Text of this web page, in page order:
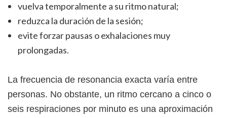
vuelva temporalmente a su ritmo natural;
reduzca la duración de la sesión;
evite forzar pausas o exhalaciones muy
prolongadas.
La frecuencia de resonancia exacta varía entre
personas. No obstante, un ritmo cercano a cinco o
seis respiraciones por minuto es una aproximación